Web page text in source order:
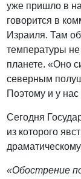
уже пришло в
говорится в
Израиля. Там
температуры
планете. «Оно
северным
Поэтому и у нас
Сегодня
из которого
«Обострение